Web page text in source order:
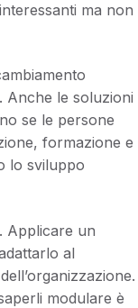
ma non
le soluzioni
se le persone
formazione e
lo sviluppo
Applicare un
al
modulare è